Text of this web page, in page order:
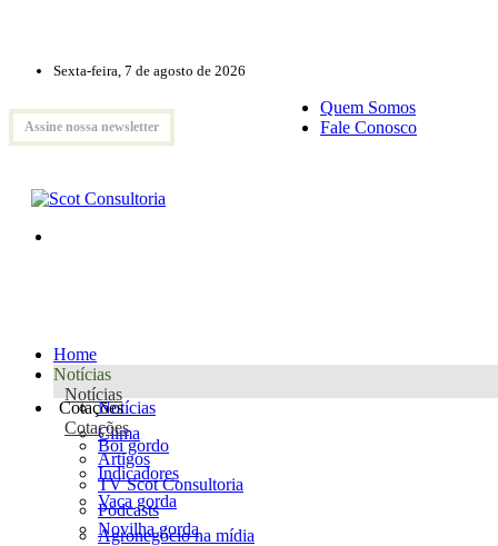
Sexta-feira, 7 de agosto de 2026
Assine nossa newsletter
Quem Somos
Fale Conosco
Home
Notícias
Notícias
Notícias
Clima
Artigos
TV Scot Consultoria
Podcasts
Agronegócio na mídia
Cotações
Cotações
Boi gordo
Indicadores
Vaca gorda
Novilha gorda